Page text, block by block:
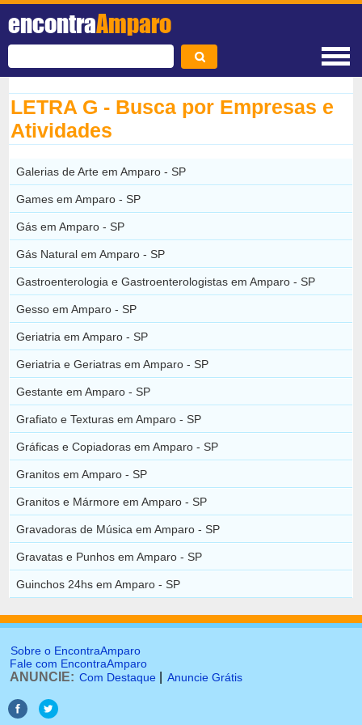
encontraAmparo
LETRA G - Busca por Empresas e
Atividades
Galerias de Arte em Amparo - SP
Games em Amparo - SP
Gás em Amparo - SP
Gás Natural em Amparo - SP
Gastroenterologia e Gastroenterologistas em Amparo - SP
Gesso em Amparo - SP
Geriatria em Amparo - SP
Geriatria e Geriatras em Amparo - SP
Gestante em Amparo - SP
Grafiato e Texturas em Amparo - SP
Gráficas e Copiadoras em Amparo - SP
Granitos em Amparo - SP
Granitos e Mármore em Amparo - SP
Gravadoras de Música em Amparo - SP
Gravatas e Punhos em Amparo - SP
Guinchos 24hs em Amparo - SP
Sobre o EncontraAmparo
Fale com EncontraAmparo
ANUNCIE: Com Destaque Anuncie Grátis